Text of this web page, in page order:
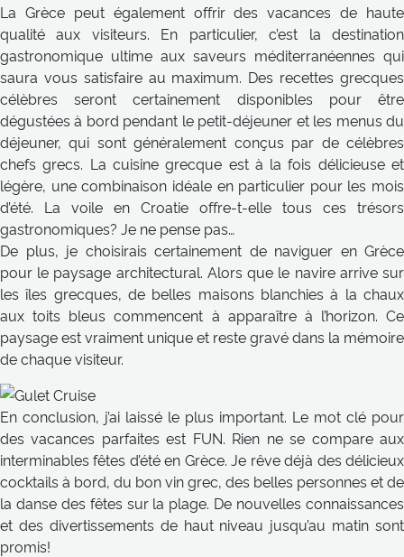
La Grèce peut également offrir des vacances de haute
qualité aux visiteurs. En particulier, c’est la destination
gastronomique ultime aux saveurs méditerranéennes qui
saura vous satisfaire au maximum. Des recettes grecques
célèbres seront certainement disponibles pour être
dégustées à bord pendant le petit-déjeuner et les menus du
déjeuner, qui sont généralement conçus par de célèbres
chefs grecs. La cuisine grecque est à la fois délicieuse et
légère, une combinaison idéale en particulier pour les mois
d’été. La voile en Croatie offre-t-elle tous ces trésors
gastronomiques? Je ne pense pas…
De plus, je choisirais certainement de naviguer en Grèce
pour le paysage architectural. Alors que le navire arrive sur
les îles grecques, de belles maisons blanchies à la chaux
aux toits bleus commencent à apparaître à l’horizon. Ce
paysage est vraiment unique et reste gravé dans la mémoire
de chaque visiteur.
En conclusion, j’ai laissé le plus important. Le mot clé pour
des vacances parfaites est FUN. Rien ne se compare aux
interminables fêtes d’été en Grèce. Je rêve déjà des délicieux
cocktails à bord, du bon vin grec, des belles personnes et de
la danse des fêtes sur la plage. De nouvelles connaissances
et des divertissements de haut niveau jusqu’au matin sont
promis!